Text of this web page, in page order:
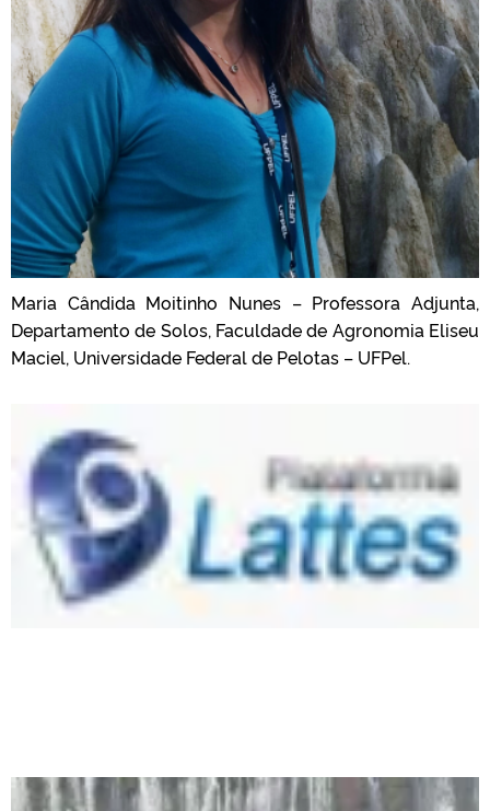
Maria Cândida Moitinho Nunes – Professora Adjunta,
Departamento de Solos, Faculdade de Agronomia Eliseu
Maciel, Universidade Federal de Pelotas – UFPel.